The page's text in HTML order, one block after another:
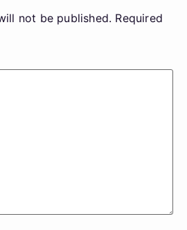
not be published. Required